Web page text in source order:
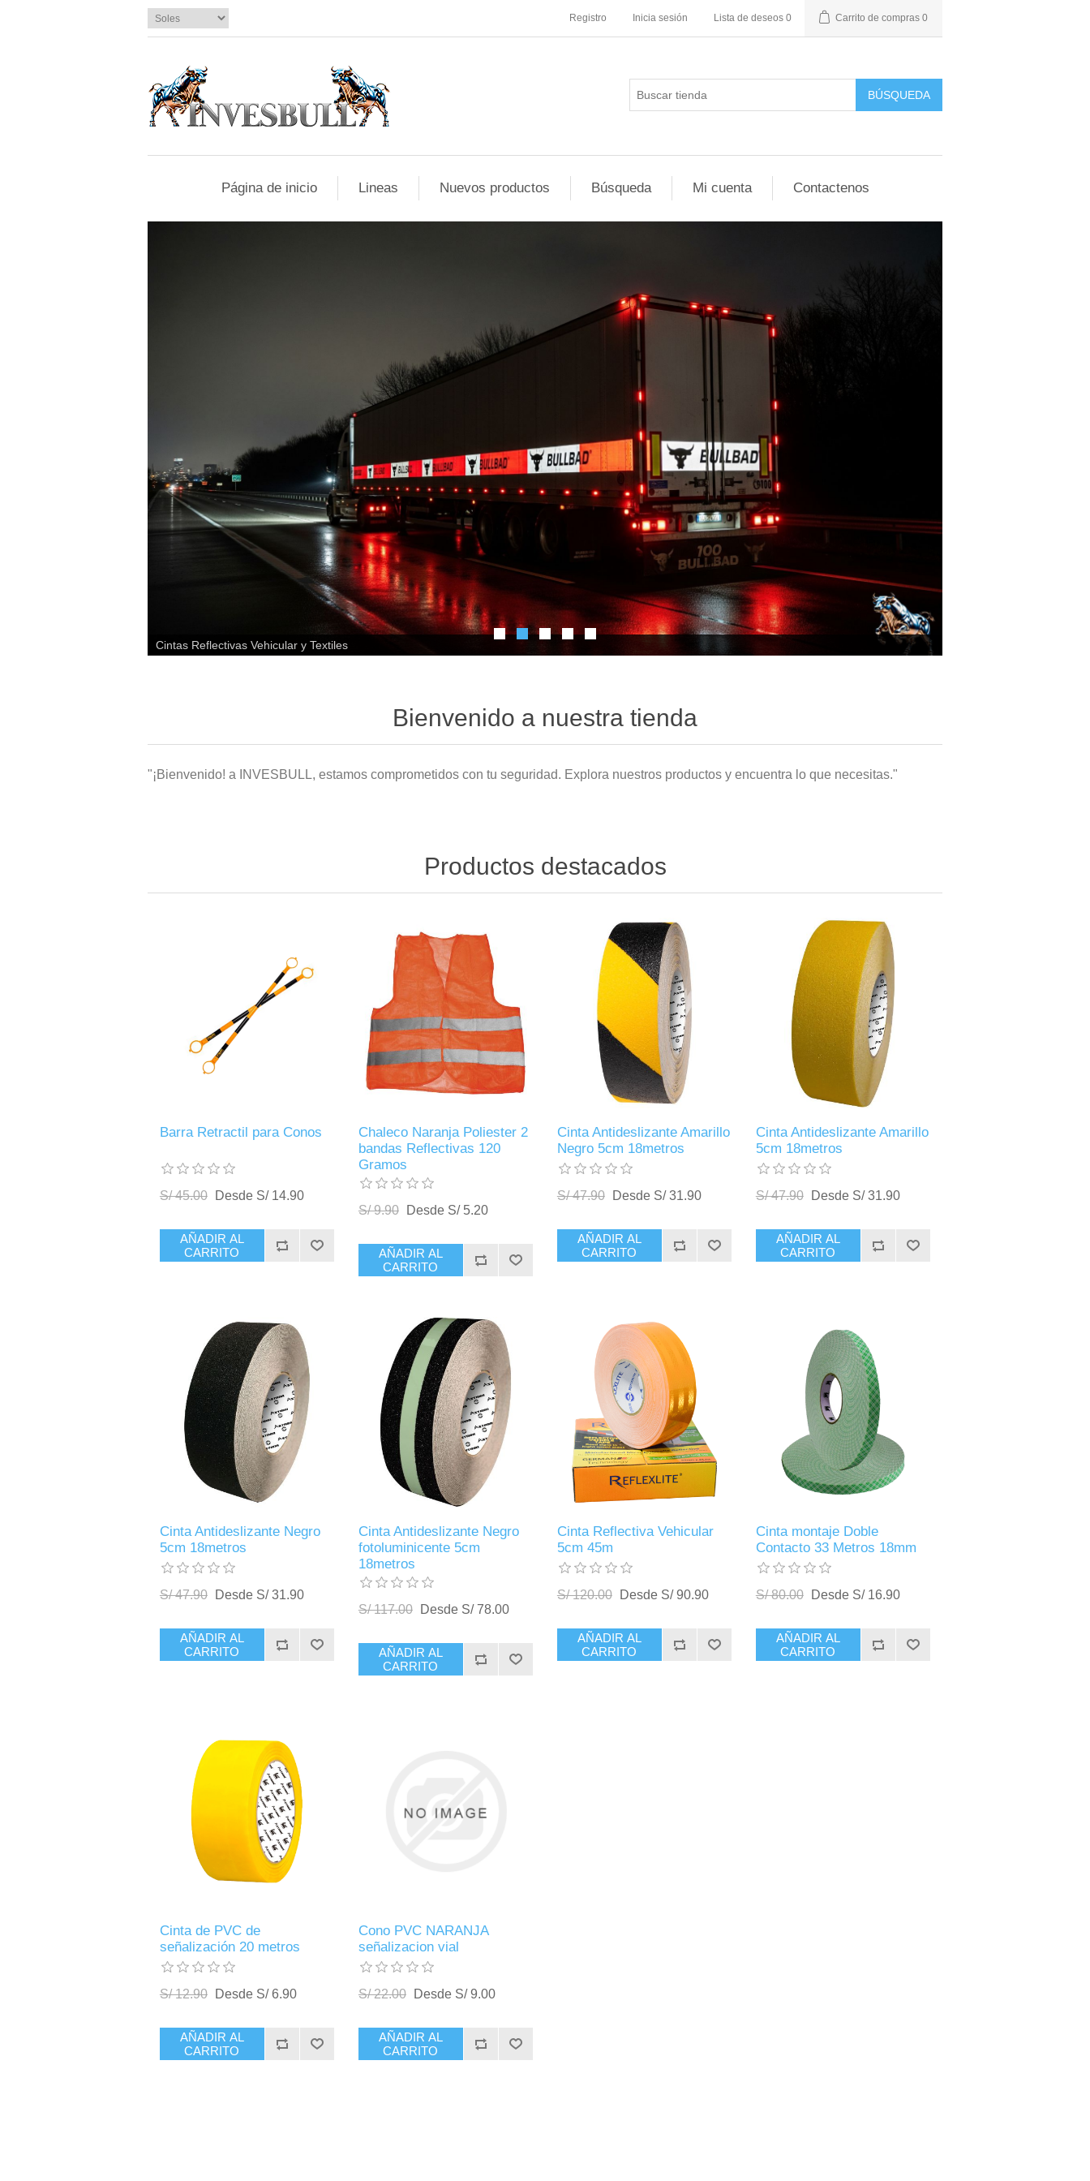
Registro Inicia sesión Lista de deseos 0 Carrito de compras 0
BÚSQUEDA
Página de inicio Lineas Nuevos productos Búsqueda Mi cuenta Contactenos
Cintas Reflectivas Vehicular y Textiles
Bienvenido a nuestra tienda
"¡Bienvenido! a INVESBULL, estamos comprometidos con tu seguridad. Explora nuestros productos y encuentra lo que necesitas."
Productos destacados
Barra Retractil para Conos
S/ 45.00 Desde S/ 14.90
AÑADIR AL
CARRITO
Chaleco Naranja Poliester 2
bandas Reflectivas 120
Gramos
S/ 9.90 Desde S/ 5.20
AÑADIR AL
CARRITO
Cinta Antideslizante Amarillo
Negro 5cm 18metros
S/ 47.90 Desde S/ 31.90
AÑADIR AL
CARRITO
Cinta Antideslizante Amarillo
5cm 18metros
S/ 47.90 Desde S/ 31.90
AÑADIR AL
CARRITO
Cinta Antideslizante Negro
5cm 18metros
S/ 47.90 Desde S/ 31.90
AÑADIR AL
CARRITO
Cinta Antideslizante Negro
fotoluminicente 5cm
18metros
S/ 117.00 Desde S/ 78.00
AÑADIR AL
CARRITO
Cinta Reflectiva Vehicular
5cm 45m
S/ 120.00 Desde S/ 90.90
AÑADIR AL
CARRITO
Cinta montaje Doble
Contacto 33 Metros 18mm
S/ 80.00 Desde S/ 16.90
AÑADIR AL
CARRITO
Cinta de PVC de
señalización 20 metros
S/ 12.90 Desde S/ 6.90
AÑADIR AL
CARRITO
Cono PVC NARANJA
señalizacion vial
S/ 22.00 Desde S/ 9.00
AÑADIR AL
CARRITO